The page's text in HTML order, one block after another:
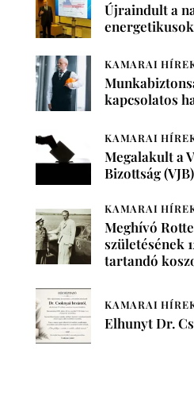
Újraindult a
KAMARAI
kapcsolatos
KAMARAI
Megalakult a
Bizottság (VJB)
KAMARAI
Meghívó
születésének
tartandó
KAMARAI
Elhunyt Dr.